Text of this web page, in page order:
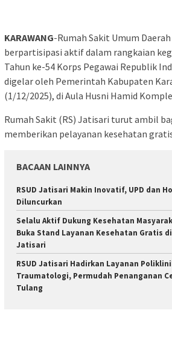
KARAWANG-Rumah Sakit Umum Daerah
berpartisipasi aktif dalam rangkaian
Tahun ke-54 Korps Pegawai Republik
digelar oleh Pemerintah Kabupaten
(1/12/2025), di Aula Husni Hamid
Rumah Sakit (RS) Jatisari turut ambil
memberikan pelayanan kesehatan
BACAAN LAINNYA
RSUD Jatisari Makin Inovatif, UPD dan
Diluncurkan
Selalu Aktif Dukung Kesehatan
Buka Stand Layanan Kesehatan Gratis
Jatisari
RSUD Jatisari Hadirkan Layanan
Traumatologi, Permudah Penanganan
Tulang